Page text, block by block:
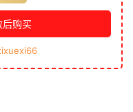
后购买